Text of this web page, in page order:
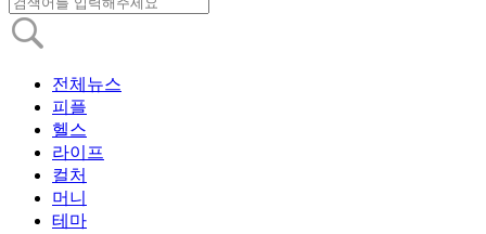
전체뉴스
피플
헬스
라이프
컬처
머니
테마